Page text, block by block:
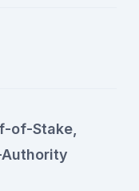
of-Stake,